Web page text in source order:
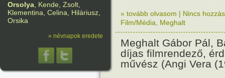
Orsolya, Kende, Zsolt,
Klementina, Celina, Hiláriusz,
Orsika
» névnapok eredete
» tovább olvasom | Nincs
Film/Média
Meghalt
Meghalt Gábor Pál,
díjas filmrendező,
művész (Angi Vera